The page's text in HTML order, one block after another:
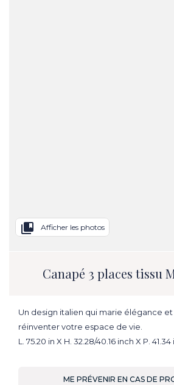
collections_bookmark Afficher les photos
Canapé 3 places tissu
Un design italien qui marie élégance
réinventer votre espace de vie.
L. 75.20 in X H. 32.28/40.16 inch X P. 41.34
ME PRÉVENIR EN CAS DE